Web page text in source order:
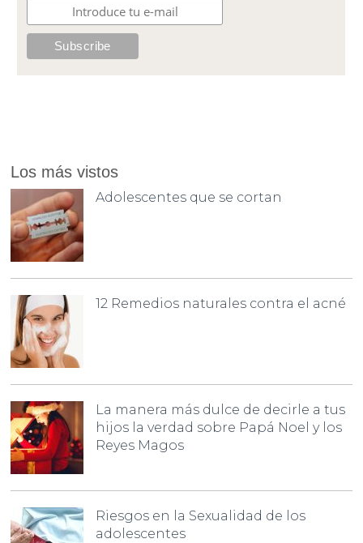
Los más vistos
Adolescentes que se cortan
12 Remedios naturales contra el acné
La manera más dulce de decirle a tus
hijos la verdad sobre Papá Noel y los
Reyes Magos
Riesgos en la Sexualidad de los
adolescentes